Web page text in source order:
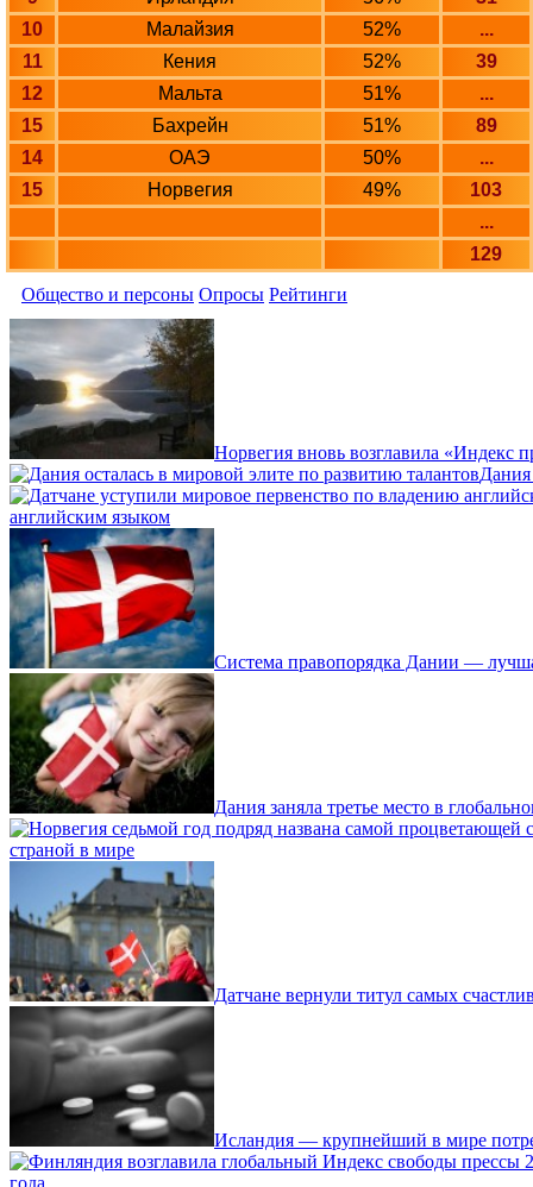
10
Малайзия 52%
...
11
Кения 52%
39
12
Мальта 51%
...
15
Бахрейн 51%
89
14
ОАЭ 50%
...
15
Норвегия 49%
103
...
129
Общество и персоны Опросы Рейтинги
Норвегия вновь возглавила «Индекс
Дания
английским языком
Система правопорядка Дании —
Дания заняла третье место в
страной в мире
Датчане вернули титул самых
Исландия — крупнейший в мире
года